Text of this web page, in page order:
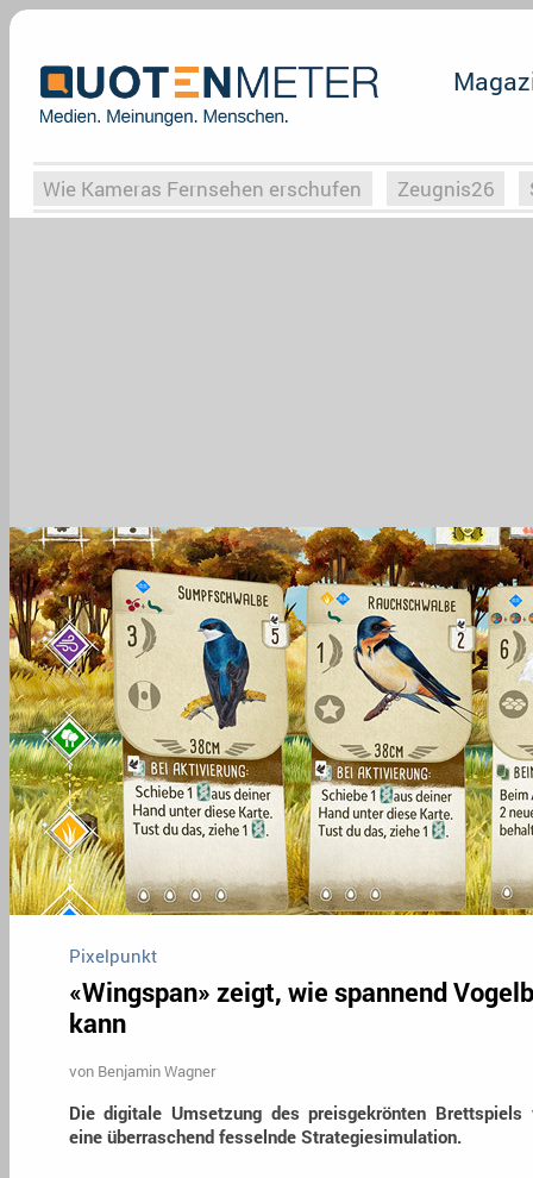
Wie Kameras Fernsehen erschufen Zeugnis26
Pixelpunkt
«Wingspan» zeigt, wie spannend
kann
von Benjamin Wagner
Die digitale Umsetzung des preisgekrönten Brettspiels
eine überraschend fesselnde Strategiesimulation.